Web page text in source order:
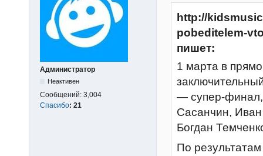
Администратор
Неактивен
Сообщений: 3,004
Спасибо: 21
http://
pobeditelem-
пишет:
1 марта в
— супер-финал,
Сасанчин,
Богдан
По